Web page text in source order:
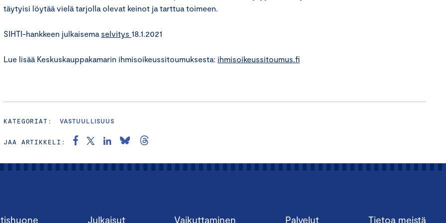
täytyisi löytää vielä tarjolla olevat keinot ja tarttua toimeen.
SIHTI-hankkeen julkaisema selvitys 18.1.2021
Lue lisää Keskuskauppakamarin ihmisoikeussitoumuksesta: ihmisoikeussitoumus.fi
KATEGORIAT: VASTUULLISUUS
JAA ARTIKKELI:
Julkaisut Vaikuttaminen Palvelut Tietoa meistä